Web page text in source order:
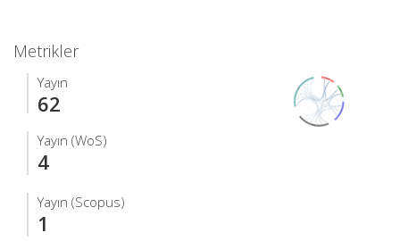
Metrikler
Yayın
62
Yayın (WoS)
4
Yayın (Scopus)
1